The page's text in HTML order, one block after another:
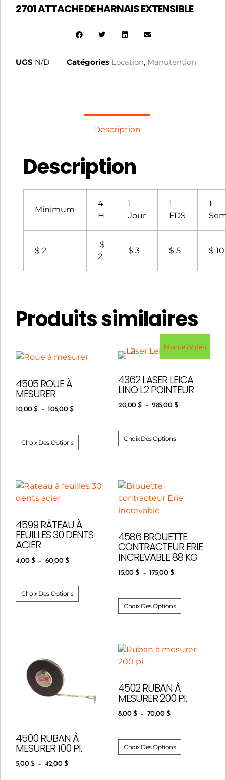
2701 ATTACHE DE HARNAIS EXTENSIBLE
UGS N/D Catégories Location, Manutention
Description
Description
Minimum
4
H
1
Jour
1
FDS
1
$ 2
$
2
$ 3 $ 5 $ 10
Produits similaires
4505 ROUE À
MESURER
10,00$ – 105,00 $
Choix Des Options
Manuel/Vidéo
4362 LASER LEICA
LINO L2 POINTEUR
20,00$ – 285,00 $
Choix Des Options
4599 RÂTEAU À
FEUILLES 30 DENTS
ACIER
4,00 $ – 60,00 $
Choix Des Options
4586 BROUETTE
CONTRACTEUR ERIE
INCREVABLE 88 KG
15,00$ – 175,00 $
Choix Des Options
4500 RUBAN À
MESURER 100 PI.
5,00 $ – 42,00 $
4502 RUBAN À
MESURER 200 PI.
8,00 $ – 70,00 $
Choix Des Options